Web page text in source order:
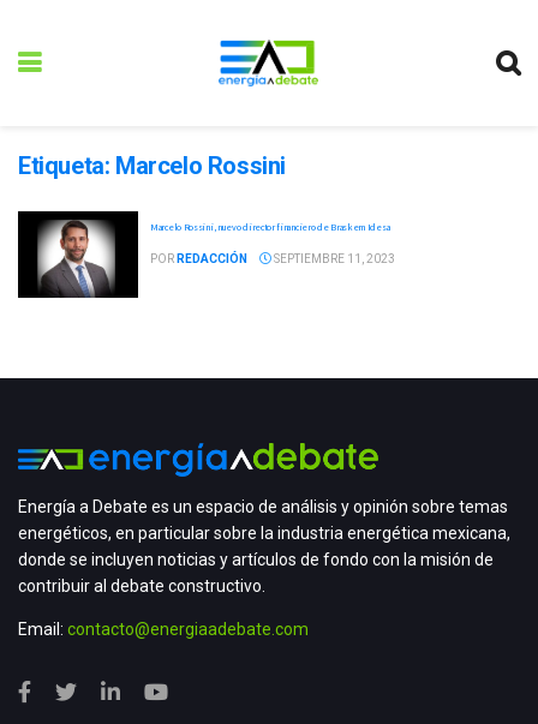
Etiqueta: Marcelo Rossini
Marcelo Rossini, nuevo director financiero de Braskem Idesa
POR REDACCIÓN SEPTIEMBRE 11, 2023
Energía a Debate es un espacio de análisis y opinión sobre temas
energéticos, en particular sobre la industria energética mexicana,
donde se incluyen noticias y artículos de fondo con la misión de
contribuir al debate constructivo.
Email: contacto@energiaadebate.com